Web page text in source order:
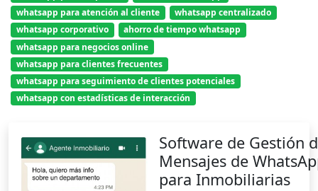
whatsapp para atención al cliente
whatsapp centralizado
whatsapp corporativo
ahorro de tiempo whatsapp
whatsapp para negocios online
whatsapp para clientes frecuentes
whatsapp para seguimiento de clientes potenciales
whatsapp con estadísticas de interacción
Software de Gestión
Mensajes de
para Inmobiliarias